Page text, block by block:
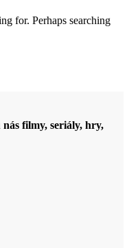
for. Perhaps searching
filmy, seriály, hry,